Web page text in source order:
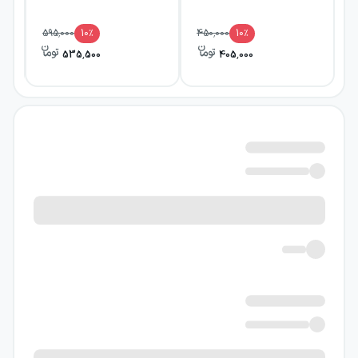
450,000 10٪
405,000
595,000 10٪
535,500